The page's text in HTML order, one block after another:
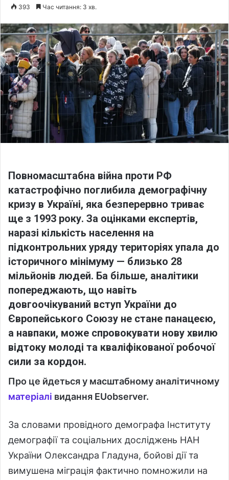
o
l
o
w
o
X
d
a
n
e
i
393 Час читання: 3 хв.
Повномасштабна війна проти РФ
катастрофічно поглибила демографічну
кризу в Україні, яка безперервно триває
ще з 1993 року. За оцінками експертів,
наразі кількість населення на
підконтрольних уряду територіях упала до
історичного мінімуму — близько 28
мільйонів людей. Ба більше, аналітики
попереджають, що навіть
довгоочікуваний вступ України до
Європейського Союзу не стане панацеєю,
а навпаки, може спровокувати нову хвилю
відтоку молоді та кваліфікованої робочої
сили за кордон.
Про це йдеться у масштабному аналітичному
матеріалі видання EUobserver.
За словами провідного демографа Інституту
демографії та соціальних досліджень НАН
України Олександра Гладуна, бойові дії та
вимушена міграція фактично помножили на